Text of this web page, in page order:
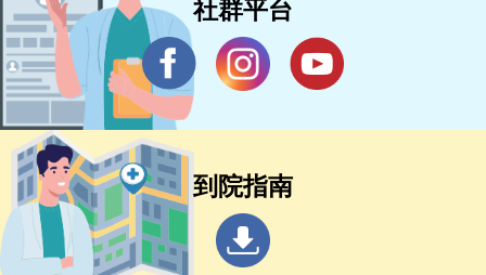
社群平台
到院指南